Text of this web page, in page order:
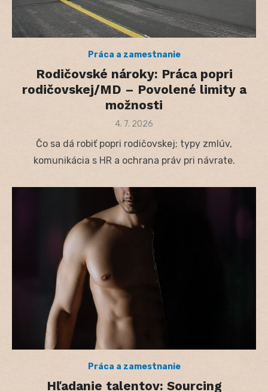
Práca a zamestnanie
Rodičovské nároky: Práca popri
rodičovskej/MD – Povolené limity a
možnosti
Posted
4. 7. 2026
Čo sa dá robiť popri rodičovskej; typy zmlúv,
komunikácia s HR a ochrana práv pri návrate.
Práca a zamestnanie
Hľadanie talentov: Sourcing